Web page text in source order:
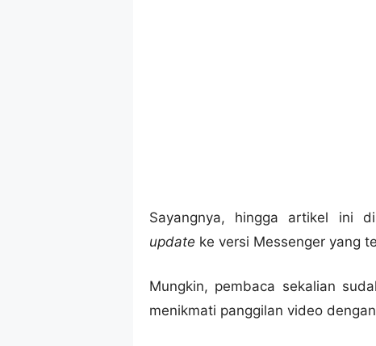
Sayangnya, hingga artikel ini
update ke versi Messenger yang
Mungkin, pembaca sekalian
menikmati panggilan video